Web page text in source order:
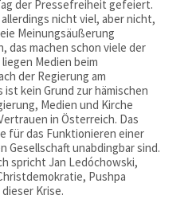
der Pressefreiheit gefeiert.
nicht viel, aber nicht,
Meinungsäußerung
das machen schon viele der
Medien beim
der Regierung am
kein Grund zur hämischen
Medien und Kirche
in Österreich. Das
für das Funktionieren einer
unabdingbar sind.
spricht Jan Ledóchowski,
Pushpa
Krise.